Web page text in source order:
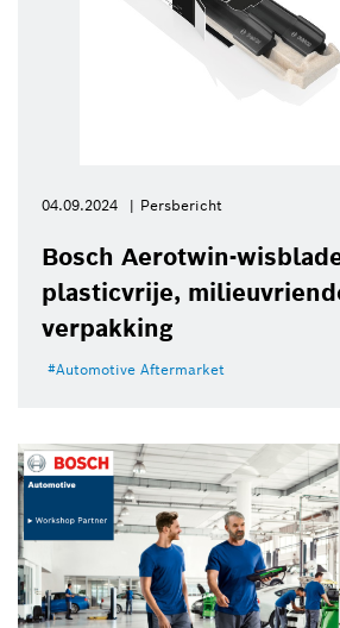
04.09.2024 Persbericht
Bosch Aerotwin-
plasticvrije,
verpakking
Automotive Aftermarket